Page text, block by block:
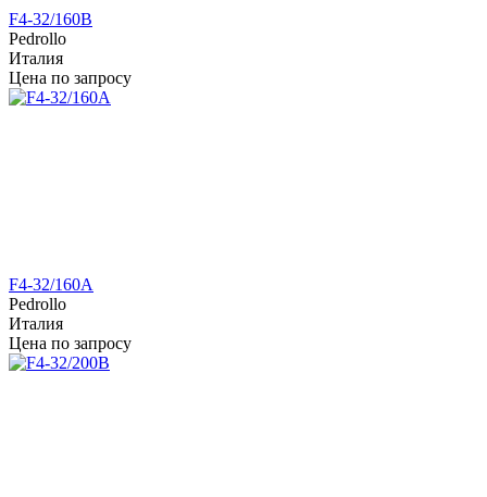
F4-32/160B
Pedrollo
Италия
Цена по запросу
F4-32/160A
Pedrollo
Италия
Цена по запросу